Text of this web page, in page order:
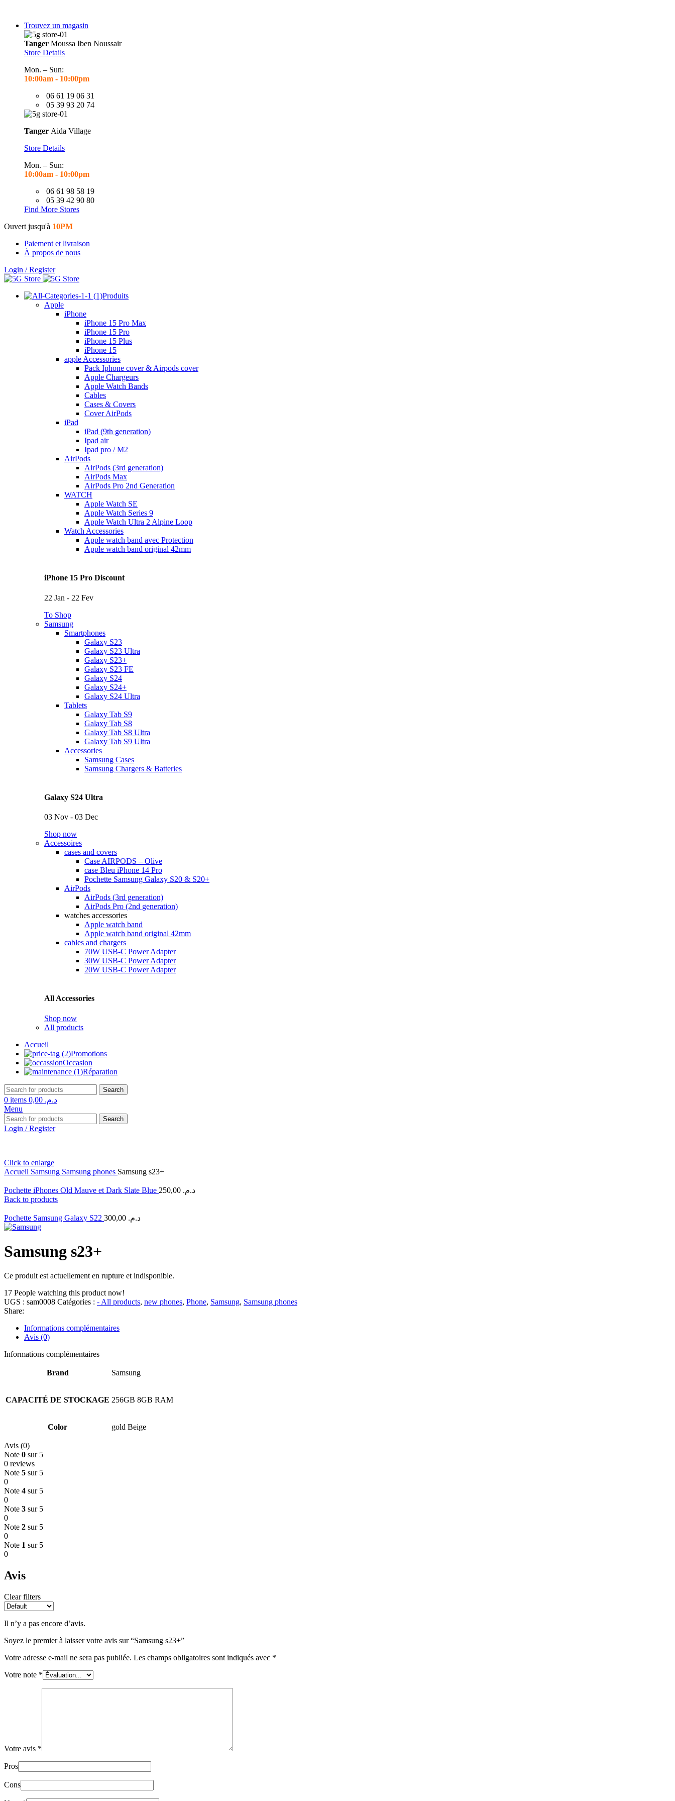
Trouvez un magasin
Tanger Moussa Iben Noussair
Store Details
Mon. – Sun:
10:00am - 10:00pm
06 61 19 06 31
05 39 93 20 74
Tanger Aida Village
Store Details
Mon. – Sun:
10:00am - 10:00pm
06 61 98 58 19
05 39 42 90 80
Find More Stores
Ouvert jusqu'à 10PM
Paiement et livraison
À propos de nous
Login / Register
Produits
Apple
iPhone
iPhone 15 Pro Max
iPhone 15 Pro
iPhone 15 Plus
iPhone 15
apple Accessories
Pack Iphone cover & Airpods cover
Apple Chargeurs
Apple Watch Bands
Cables
Cases & Covers
Cover AirPods
iPad
iPad (9th generation)
Ipad air
Ipad pro / M2
AirPods
AirPods (3rd generation)
AirPods Max
AirPods Pro 2nd Generation
WATCH
Apple Watch SE
Apple Watch Series 9
Apple Watch Ultra 2 Alpine Loop
Watch Accessories
Apple watch band avec Protection
Apple watch band original 42mm
iPhone 15 Pro Discount
22 Jan - 22 Fev
To Shop
Samsung
Smartphones
Galaxy S23
Galaxy S23 Ultra
Galaxy S23+
Galaxy S23 FE
Galaxy S24
Galaxy S24+
Galaxy S24 Ultra
Tablets
Galaxy Tab S9
Galaxy Tab S8
Galaxy Tab S8 Ultra
Galaxy Tab S9 Ultra
Accessories
Samsung Cases
Samsung Chargers & Batteries
Galaxy S24 Ultra
03 Nov - 03 Dec
Shop now
Accessoires
cases and covers
Case AIRPODS – Olive
case Bleu iPhone 14 Pro
Pochette Samsung Galaxy S20 & S20+
AirPods
AirPods (3rd generation)
AirPods Pro (2nd generation)
watches accessories
Apple watch band
Apple watch band original 42mm
cables and chargers
70W USB-C Power Adapter
30W USB-C Power Adapter
20W USB-C Power Adapter
All Accessories
Shop now
All products
Accueil
Promotions
Occasion
Réparation
Search
0 items د.م.
Menu
Search
Login / Register
Click to enlarge
Accueil Samsung Samsung phones Samsung s23+
Pochette iPhones Old Mauve et Dark Slate Blue د.م.
Back to products
Pochette Samsung Galaxy S22 د.م.
Samsung s23+
Ce produit est actuellement en rupture et indisponible.
17 People watching this product now!
UGS : sam0008 Catégories : - All products, new phones, Phone, Samsung, Samsung phones
Share:
Informations complémentaires
Avis (0)
Informations complémentaires
Brand Samsung
CAPACITÉ DE STOCKAGE 256GB 8GB RAM
Color gold Beige
Avis (0)
Note 0 sur 5
0 reviews
Note 5 sur 5
0
Note 4 sur 5
0
Note 3 sur 5
0
Note 2 sur 5
0
Note 1 sur 5
0
Avis
Clear filters
Il n’y a pas encore d’avis.
Soyez le premier à laisser votre avis sur “Samsung s23+”
Votre adresse e-mail ne sera pas publiée. Les champs obligatoires sont indiqués avec *
Votre note *
Votre avis *
Pros
Cons